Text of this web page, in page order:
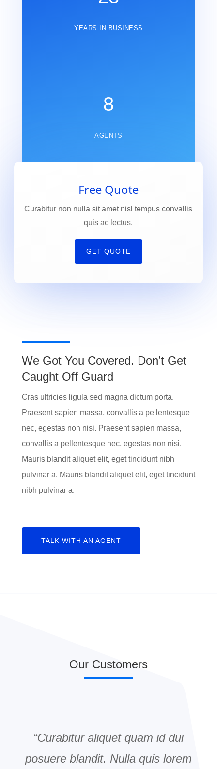
YEARS IN BUSINESS
8
AGENTS
Free Quote
Curabitur non nulla sit amet nisl tempus convallis
quis ac lectus.
GET QUOTE
We Got You Covered. Don’t Get
Caught Off Guard
Cras ultricies ligula sed magna dictum porta.
Praesent sapien massa, convallis a pellentesque
nec, egestas non nisi. Praesent sapien massa,
convallis a pellentesque nec, egestas non nisi.
Mauris blandit aliquet elit, eget tincidunt nibh
pulvinar a. Mauris blandit aliquet elit, eget tincidunt
nibh pulvinar a.
TALK WITH AN AGENT
Our Customers
“Curabitur aliquet quam id dui
posuere blandit. Nulla quis lorem